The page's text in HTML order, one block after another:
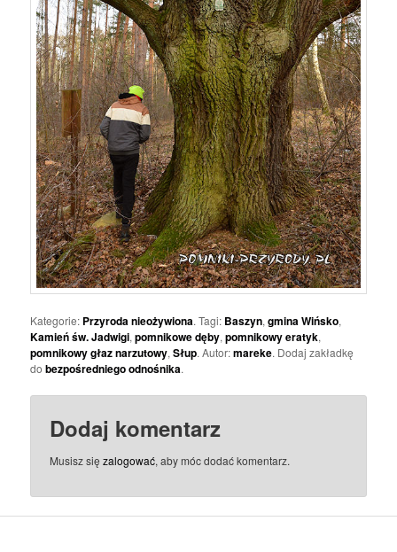
Kategorie: Przyroda nieożywiona. Tagi: Baszyn,gmina Wińsko,
Kamień św. Jadwigi,pomnikowe dęby,pomnikowy eratyk,
pomnikowy głaz narzutowy,Słup. Autor:mareke. Dodaj zakładkę
dobezpośredniego odnośnika.
Dodaj komentarz
Musisz sięzalogować, aby móc dodać komentarz.